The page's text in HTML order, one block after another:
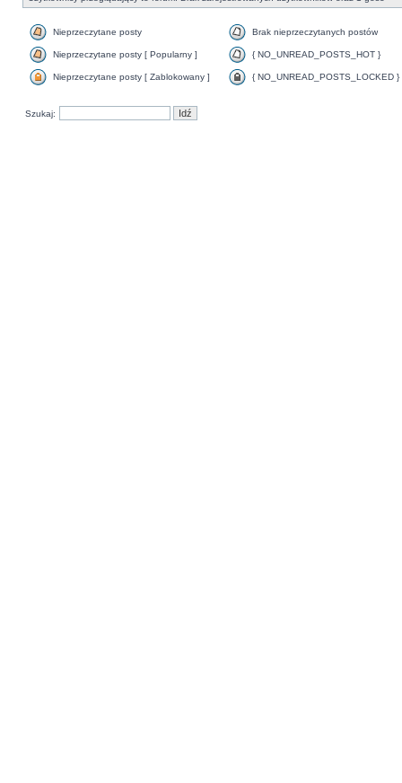
Nieprzeczytane posty Brak nieprzeczytanych postów
Nieprzeczytane posty [ Popularny ] { NO_UNREAD_POSTS_HOT }
Nieprzeczytane posty [ Zablokowany ] { NO_UNREAD_POSTS_LOCKED }
Szukaj: